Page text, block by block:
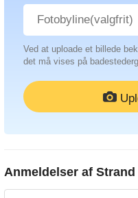
Ved at uploade et billede
det må vises på
Anmeldelser af Strand